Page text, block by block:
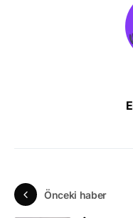
Önceki haber